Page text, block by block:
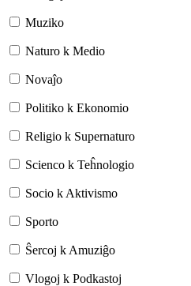
Muziko
Naturo k Medio
Novaĵo
Politiko k Ekonomio
Religio k Supernaturo
Scienco k Teĥnologio
Socio k Aktivismo
Sporto
Ŝercoj k Amuziĝo
Vlogoj k Podkastoj